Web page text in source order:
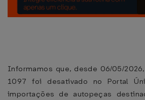
Informamos que, desde 06/05/
1097 foi desativado no Portal
importações de autopeças